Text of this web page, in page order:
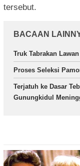
tersebut.
BACAAN
Truk Tabrakan
Proses Seleksi
Terjatuh ke Dasar
Gunungkidul